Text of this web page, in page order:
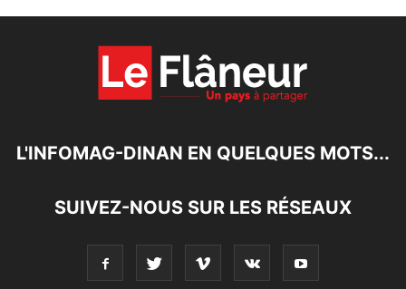
L'INFOMAG-DINAN EN QUELQUES MOTS...
SUIVEZ-NOUS SUR LES RÉSEAUX